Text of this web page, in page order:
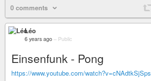
0 comments
Léo
6 years ago – Public
Einsenfunk - Pong
https://www.youtube.com/watch?v=cNAdtkSjSps